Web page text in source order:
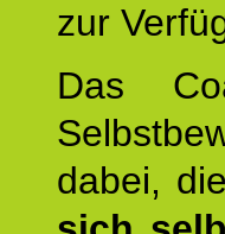
zur
Das
dabei,